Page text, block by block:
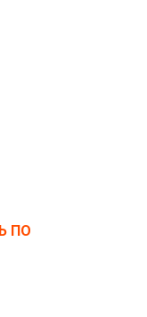
ПО